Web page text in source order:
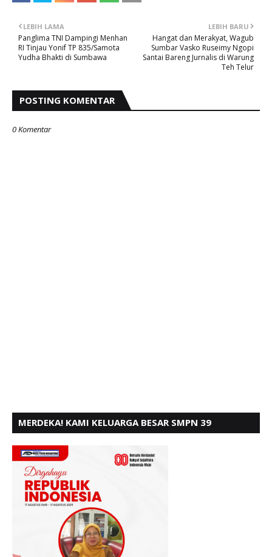
LEBIH BARU
Hangat dan Merakyat, Wagub
Sumbar Vasko Ruseimy Ngopi
Santai Bareng Jurnalis di Warung
Teh Telur
LEBIH LAMA
Panglima TNI Dampingi Menhan
RI Tinjau Yonif TP 835/Samota
Yudha Bhakti di Sumbawa
POSTING KOMENTAR
0 Komentar
MERDEKA! KAMI KELUARGA BESAR SMPN 39